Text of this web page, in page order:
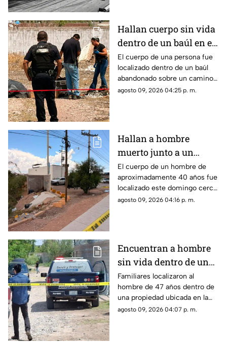
Hallan cuerpo sin vida
dentro de un baúl en el
complejo industrial
Nombre de Dios
El cuerpo de una persona fue
localizado dentro de un baúl
abandonado sobre un camino
de terracería.
agosto 09, 2026 04:25 p. m.
Hallan a hombre
muerto junto a un
arroyo en Chihuahua;
investigan herida en el
cuello
El cuerpo de un hombre de
aproximadamente 40 años fue
localizado este domingo cerca
de un arroyo, en las
agosto 09, 2026 04:16 p. m.
Encuentran a hombre
sin vida dentro de una
granja en Sacramento;
ya investigan
Familiares localizaron al
hombre de 47 años dentro de
una propiedad ubicada en la
colonia Sacramento, al norte
agosto 09, 2026 04:07 p. m.